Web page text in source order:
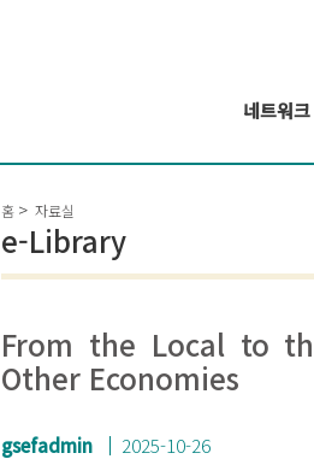
네트워크
홈 자료실
e-Library
From the Local to
Other Economies
gsefadmin 2025-10-26